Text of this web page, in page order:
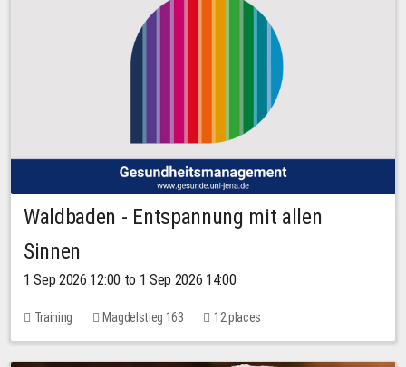
Waldbaden - Entspannung mit allen
Sinnen
1 Sep 2026 12:00 to 1 Sep 2026 14:00
Training Magdelstieg 163 12 places